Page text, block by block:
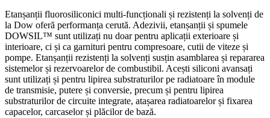
Etanșanții fluorosiliconici multi-funcționali și rezistenți la solvenți de
la Dow oferă performanța cerută. Adezivii, etanșanții și spumele
DOWSIL™ sunt utilizați nu doar pentru aplicații exterioare și
interioare, ci și ca garnituri pentru compresoare, cutii de viteze și
pompe. Etanșanții rezistenți la solvenți susțin asamblarea și repararea
sistemelor și rezervoarelor de combustibil. Acești siliconi avansați
sunt utilizați și pentru lipirea substraturilor pe radiatoare în module
de transmisie, putere și conversie, precum și pentru lipirea
substraturilor de circuite integrate, atașarea radiatoarelor și fixarea
capacelor, carcaselor și plăcilor de bază.